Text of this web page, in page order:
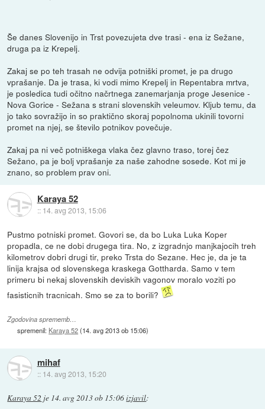
Še danes Slovenijo in Trst povezujeta dve trasi - ena iz Sežane,
druga pa iz Krepelj.
Zakaj se po teh trasah ne odvija potniški promet, je pa drugo
vprašanje. Da je trasa, ki vodi mimo Krepelj in Repentabra mrtva,
je posledica tudi očitno načrtnega zanemarjanja proge Jesenice -
Nova Gorice - Sežana s strani slovenskih veleumov. Kljub temu, da
jo tako sovražijo in so praktično skoraj popolnoma ukinili tovorni
promet na njej, se število potnikov povečuje.
Zakaj pa ni več potniškega vlaka čez glavno traso, torej čez
Sežano, pa je bolj vprašanje za naše zahodne sosede. Kot mi je
znano, so problem prav oni.
Karaya 52
:: 14. avg 2013, 15:06
Pustmo potniski promet. Govori se, da bo Luka Luka Koper
propadla, ce ne dobi drugega tira. No, z izgradnjo manjkajocih treh
kilometrov dobri drugi tir, preko Trsta do Sezane. Hec je, da je ta
linija krajsa od slovenskega kraskega Gottharda. Samo v tem
primeru bi nekaj slovenskih deviskih vagonov moralo voziti po
fasisticnih tracnicah. Smo se za to borili?
Zgodovina sprememb…
spremenil: Karaya 52(14. avg 2013 ob 15:06)
mihaf
:: 14. avg 2013, 15:20
Karaya 52 je 14. avg 2013 ob 15:06izjavil: